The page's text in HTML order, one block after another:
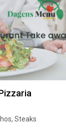
Steaks